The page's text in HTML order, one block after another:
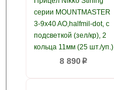
серии MOUNTMASTER
3-9x40 AO,halfmil-dot, с
подсветкой (зел/кр), 2
кольца 11мм (25 шт./уп.)
8 890p